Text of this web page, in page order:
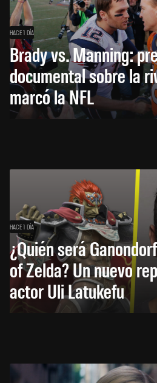
HACE 1 DÍA
Brady vs. Manning:
documental sobre la
marcó la NFL
HACE 1 DÍA
¿Quién será
of Zelda? Un nuevo
actor Uli Latukefu